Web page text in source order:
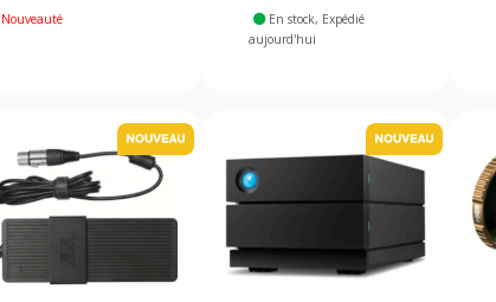
Nouveauté En stock, Expédié
aujourd'hui